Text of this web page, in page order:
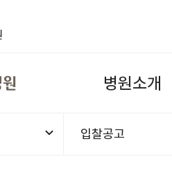
)
병원소개
2차메뉴
입찰공고